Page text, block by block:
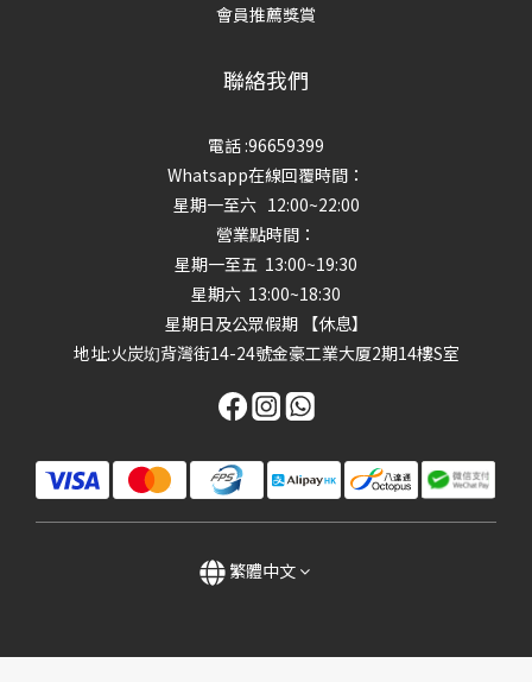
會員推薦獎賞
聯絡我們
電話 :96659399
Whatsapp在線回覆時間：
星期一至六 12:00~22:00
營業點時間：
星期一至五 13:00~19:30
星期六 13:00~18:30
星期日及公眾假期 【休息】
地址:火炭㘭背灣街14-24號金豪工業大厦2期14樓S室
繁體中文